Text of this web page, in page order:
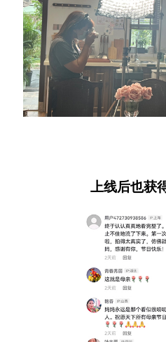
上线后也获